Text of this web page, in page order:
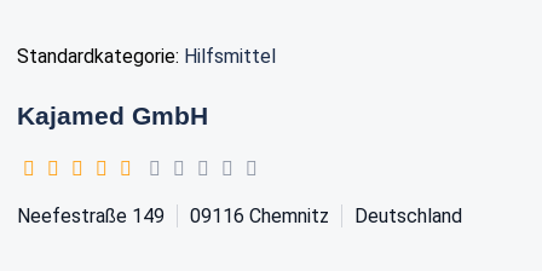
Standardkategorie: Hilfsmittel
Kajamed GmbH
Neefestraße 149 09116 Chemnitz Deutschland